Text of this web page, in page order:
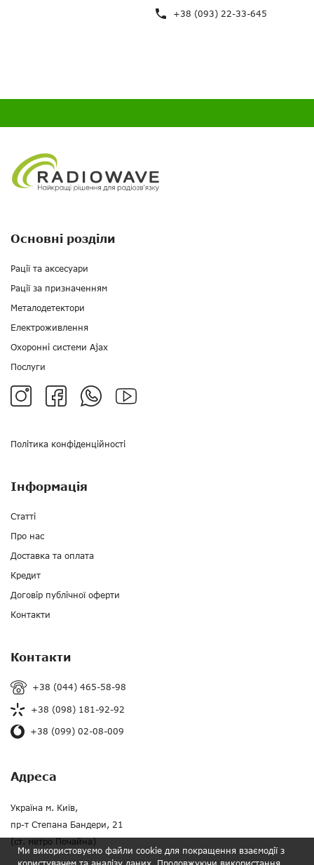
+38 (093) 22-33-645
Політика конфіденційності
Основні розділи
Рації та аксесуари
Рації за призначенням
Металодетектори
Електроживлення
Охоронні системи Ajax
Послуги
Інформація
Статті
Про нас
Доставка та оплата
Кредит
Договір публічної оферти
Контакти
Контакти
+38 (044) 465-58-98
+38 (098) 181-92-92
+38 (099) 02-08-009
Адреса
Україна м. Київ,
пр-т Степана Бандери, 21
(ст. метро Почайна)
Ми використовуємо файли cookie для покращення взаємодії з